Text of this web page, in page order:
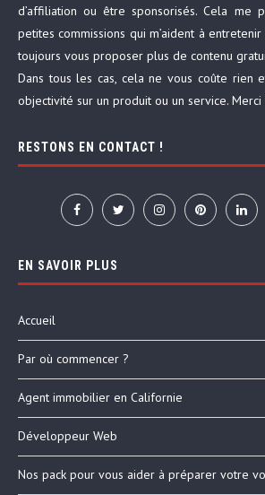
d’affiliation ou être sponsorisés. Cela me
petites commissions qui m’aident à
toujours vous proposer plus de contenu
Dans tous les cas, cela ne vous coûte rien
objectivité sur un produit ou un service.
RESTONS EN CONTACT !
EN SAVOIR PLUS
Accueil
Par où commencer ?
Agent immobilier en Californie
Développeur Web
Nos pack pour vous aider à préparer votre